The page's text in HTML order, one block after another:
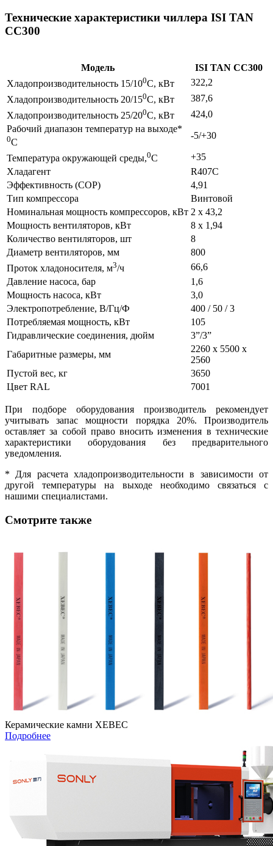
Технические характеристики чиллера ISI TAN
CC300
Модель
ISI TAN CC300
Хладопроизводительность 15/100C, кВт
322,2
Хладопроизводительность 20/150C, кВт
387,6
Хладопроизводительность 25/200C, кВт
424,0
Рабочий диапазон температур на выходе*
0C
-5/+30
Температура окружающей среды,0C
+35
Хладагент
R407С
Эффективность (COP)
4,91
Тип компрессора
Винтовой
Номинальная мощность компрессоров, кВт 2 х 43,2
Мощность вентиляторов, кВт
8 х 1,94
Количество вентиляторов, шт
8
Диаметр вентиляторов, мм
800
Проток хладоносителя, м3/ч
66,6
Давление насоса, бар
1,6
Мощность насоса, кВт
3,0
Электропотребление, В/Гц/Ф
400 / 50 / 3
Потребляемая мощность, кВт
105
Гидравлические соединения, дюйм
3”/3”
Габаритные размеры, мм
2260 х 5500 х
2560
Пустой вес, кг
3650
Цвет RAL
7001
При подборе оборудования производитель рекомендует
учитывать запас мощности порядка 20%. Производитель
оставляет за собой право вносить изменения в технические
характеристики оборудования без предварительного
уведомления.
* Для расчета хладопроизводительности в зависимости от
другой температуры на выходе необходимо связаться с
нашими специалистами.
Смотрите также
Керамические камни XEBEC
Подробнее